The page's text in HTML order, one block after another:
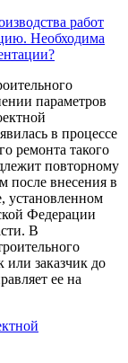
работ
Необходима
параметров
в процессе
ремонта такого
повторному
после внесения в
установленном
Федерации
В
или заказчик до
ее на